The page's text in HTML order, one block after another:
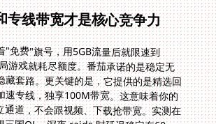
专线带宽才是核心竞争力
"免费"旗号，用5GB流量后就限速到
戏就耗尽额度。番茄承诺的是稳定无
套路。更关键的是，它提供的是精选回
专线，独享100M带宽。这意味着你的
道，不会跟视频、下载抢带宽。实测在
国OL，深夜 raids 时延迟稳定在60-
零延迟。美国的朋友反馈，用番茄玩无
到国内服务器的延迟从180ms降到
反应明显快人一步。瑞典的哥们儿玩火
摩节点让他告别了过去"开枪后敌人瞬